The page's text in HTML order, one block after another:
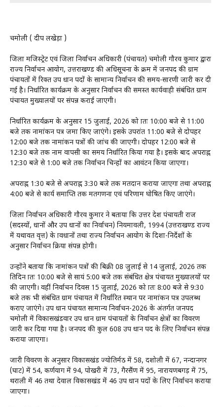
चमोली ( प्रदीप लखेड़ा )
जिला मजिस्ट्रेट एवं जिला निर्वाचन अधिकारी (पंचायत) चमोली गौरव कुमार द्वारा
राज्य निर्वाचन आयोग, उत्तराखण्ड की अधिसूचना के क्रम में जनपद की ग्राम
पंचायतों में रिक्त उप प्रधान पदों के सामान्य निर्वाचन की समय-सारणी जारी कर दी
गई है। निर्धारित कार्यक्रम के अनुसार निर्वाचन की समस्त कार्यवाही संबंधित ग्राम
पंचायत मुख्यालयों पर संपन्न कराई जाएगी।
निर्धारित कार्यक्रम के अनुसार 15 जुलाई, 2026 को प्रातः 10:00 बजे से 11:00
बजे तक नामांकन पत्र जमा किए जाएंगे। इसके उपरांत 11:00 बजे से दोपहर
12:00 बजे तक नामांकन पत्रों की जांच की जाएगी। दोपहर 12:00 बजे से
12:30 बजे तक नाम वापसी का समय निर्धारित किया गया है। इसके बाद अपराह्न
12:30 बजे से 1:00 बजे तक निर्वाचन चिन्हों का आवंटन किया जाएगा।
अपराह्न 1:30 बजे से अपराह्न 3:30 बजे तक मतदान कराया जाएगा तथा अपराह्न
4:00 बजे से कार्य समाप्ति तक मतगणना एवं परिणाम घोषित किए जाएंगे।
जिला निर्वाचन अधिकारी गौरव कुमार ने बताया कि उत्तर प्रदेश पंचायती राज
(सदस्यों, प्रधानों और उप प्रधानों का निर्वाचन) नियमावली, 1994 (उत्तराखण्ड राज्य
में यथावत प्रवृत्त) के प्रावधानों तथा राज्य निर्वाचन आयोग के दिशा-निर्देशों के
अनुसार निर्वाचन प्रक्रिया संपन्न होगी।
उन्होंने बताया कि नामांकन पत्रों की बिक्री 08 जुलाई से 14 जुलाई, 2026 तक
प्रतिदिन प्रातः 10:00 बजे से सायं 5:00 बजे तक संबंधित क्षेत्र पंचायत मुख्यालयों पर
की जाएगी। वहीं निर्वाचन दिवस 15 जुलाई, 2026 को प्रातः 8:00 बजे से 9:30
बजे तक भी संबंधित ग्राम पंचायत में निर्धारित स्थान पर नामांकन पत्र उपलब्ध
कराए जाएंगे। उप प्रधान पंचायत सामान्य निर्वाचन-2026 के अंतर्गत जनपद
चमोली में विकासखंडवार उप प्रधान ग्राम पंचायतों के निर्वाचन क्षेत्रों का विवरण
जारी कर दिया गया है। जनपद की कुल 608 उप प्रधान पद के लिए निर्वाचन संपन्न
कराया जाएगा।
जारी विवरण के अनुसार विकासखंड ज्योतिर्मठ में 58, दशोली में 67, नन्दानगर
(घाट) में 54, कर्णप्रयाग में 94, पोखरी में 73, गैरसैंण में 95, नारायणबगड़ में 75,
थराली में 46 तथा देवाल विकासखंड में 46 उप प्रधान पदों के लिए निर्वाचन कराया
जाएगा।